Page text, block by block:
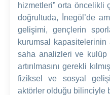
hizmetleri” orta öncelikli
doğrultuda, İnegöl’de
gelişimi, gençlerin
kurumsal kapasitelerinin
saha analizleri ve kulüp
artırılmasını gerekli
fiziksel ve sosyal
aktörler olduğu bilinciyle